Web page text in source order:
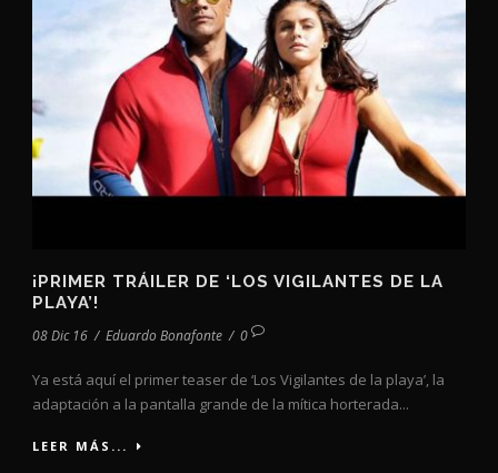
¡PRIMER TRÁILER DE ‘LOS VIGILANTES DE LA
PLAYA’!
08 Dic 16 / Eduardo Bonafonte / 0
Ya está aquí el primer teaser de ‘Los Vigilantes de la playa’, la
adaptación a la pantalla grande de la mítica horterada...
LEER MÁS...